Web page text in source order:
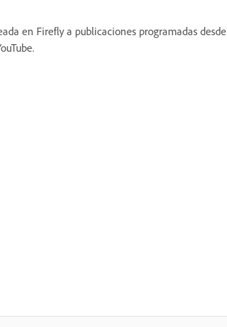
en Firefly a publicaciones programadas desde